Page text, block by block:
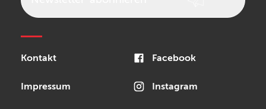
Kontakt
Impressum
Facebook
Instagram